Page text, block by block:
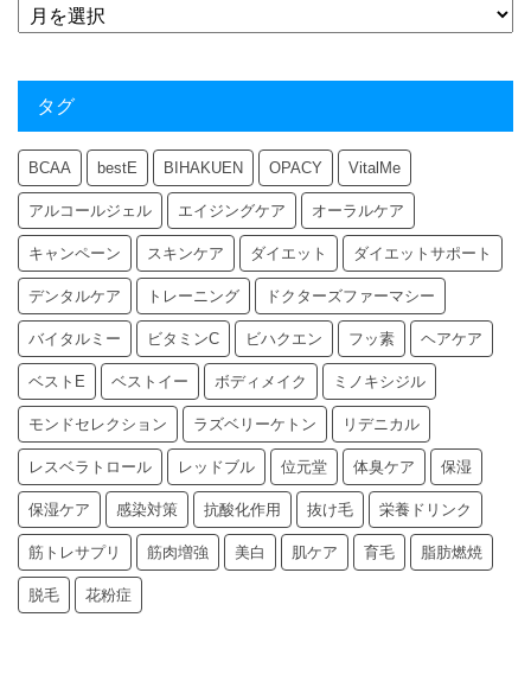
タグ
BCAA bestE BIHAKUEN OPACY VitalMe
アルコールジェル エイジングケア オーラルケア
キャンペーン スキンケア ダイエット ダイエットサポート
デンタルケア トレーニング ドクターズファーマシー
バイタルミー ビタミンC ビハクエン フッ素 ヘアケア
ベストE ベストイー ボディメイク ミノキシジル
モンドセレクション ラズベリーケトン リデニカル
レスベラトロール レッドブル 位元堂 体臭ケア 保湿
保湿ケア 感染対策 抗酸化作用 抜け毛 栄養ドリンク
筋トレサプリ 筋肉増強 美白 肌ケア 育毛 脂肪燃焼
脱毛 花粉症